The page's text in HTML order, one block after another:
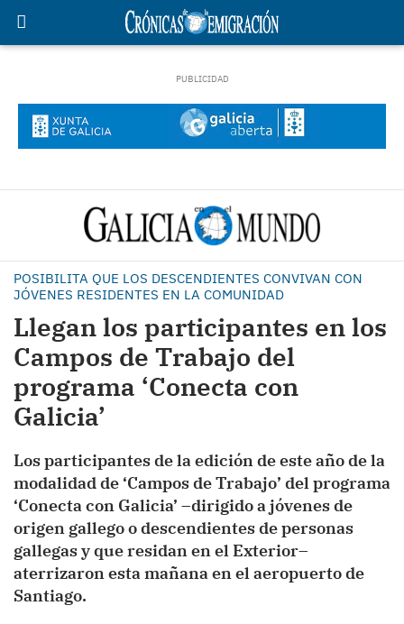
POSIBILITA QUE LOS DESCENDIENTES CONVIVAN CON
JÓVENES RESIDENTES EN LA COMUNIDAD
Llegan los participantes en los
Campos de Trabajo del
programa ‘Conecta con
Galicia’
Los participantes de la edición de este año de la
modalidad de ‘Campos de Trabajo’ del programa
‘Conecta con Galicia’ –dirigido a jóvenes de
origen gallego o descendientes de personas
gallegas y que residan en el Exterior–
aterrizaron esta mañana en el aeropuerto de
Santiago.